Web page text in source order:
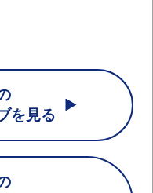
を見る